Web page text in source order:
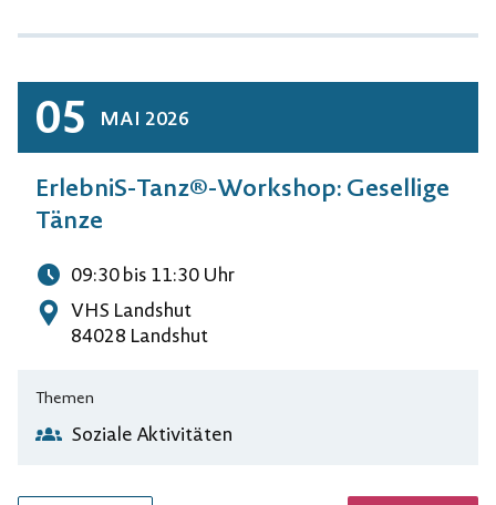
ErlebniS-Tanz®-Workshop: Gesellige
Tänze
05 MAI 2026
Uhrzeit
09:30bis 11:30 Uhr
Adresse
VHS Landshut
84028 Landshut
Themen
Soziale Aktivitäten